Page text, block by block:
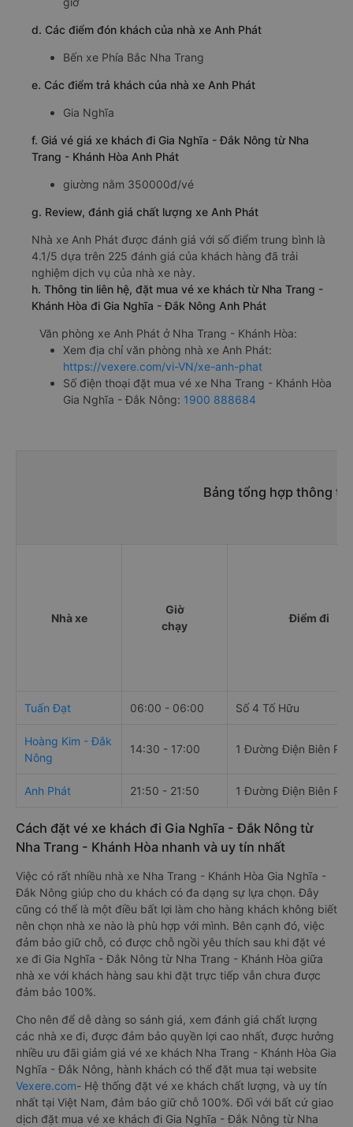
d. Các điểm đón khách của nhà xe Anh Phát
Bến xe Phía Bắc Nha Trang
e. Các điểm trả khách của nhà xe Anh Phát
Gia Nghĩa
f. Giá vé giá xe khách đi Gia Nghĩa - Đắk Nông từ Nha
Trang - Khánh Hòa Anh Phát
giường nằm 350000đ/vé
g. Review, đánh giá chất lượng xe Anh Phát
Nhà xe Anh Phát được đánh giá với số điểm trung bình là
4.1/5 dựa trên 225 đánh giá của khách hàng đã trải
nghiệm dịch vụ của nhà xe này.
h. Thông tin liên hệ, đặt mua vé xe khách từ Nha Trang -
Khánh Hòa đi Gia Nghĩa - Đắk Nông Anh Phát
Văn phòng xe Anh Phát ở Nha Trang - Khánh Hòa:
Xem địa chỉ văn phòng nhà xe Anh Phát:
https://vexere.com/vi-VN/xe-anh-phat
Số điện thoại đặt mua vé xe Nha Trang - Khánh Hòa
Gia Nghĩa - Đắk Nông: 1900 888684
Bảng tổng hợp thông
Nhà xe
Giờ
chạy
Điểm đi
Tuấn Đạt 06:00 - 06:00 Số 4 Tố Hữu
Hoàng Kim - Đắk
Nông
14:30 - 17:00 1 Đường Điện Biên Phủ
Anh Phát 21:50 - 21:50 1 Đường Điện Biên Phủ
Cách đặt vé xe khách đi Gia Nghĩa - Đắk Nông từ
Nha Trang - Khánh Hòa nhanh và uy tín nhất
Việc có rất nhiều nhà xe Nha Trang - Khánh Hòa Gia Nghĩa -
Đắk Nông giúp cho du khách có đa dạng sự lựa chọn. Đây
cũng có thể là một điều bất lợi làm cho hàng khách không biết
nên chọn nhà xe nào là phù hợp với mình. Bên cạnh đó, việc
đảm bảo giữ chỗ, có được chỗ ngồi yêu thích sau khi đặt vé
xe đi Gia Nghĩa - Đắk Nông từ Nha Trang - Khánh Hòa giữa
nhà xe với khách hàng sau khi đặt trực tiếp vẫn chưa được
đảm bảo 100%.
Cho nên để dễ dàng so sánh giá, xem đánh giá chất lượng
các nhà xe đi, được đảm bảo quyền lợi cao nhất, được hưởng
nhiều ưu đãi giảm giá vé xe khách Nha Trang - Khánh Hòa Gia
Nghĩa - Đắk Nông, hành khách có thể đặt mua tại website
Vexere.com- Hệ thống đặt vé xe khách chất lượng, và uy tín
nhất tại Việt Nam, đảm bảo giữ chỗ 100%. Đối với bất cứ giao
dịch đặt mua vé xe khách đi Gia Nghĩa - Đắk Nông từ Nha